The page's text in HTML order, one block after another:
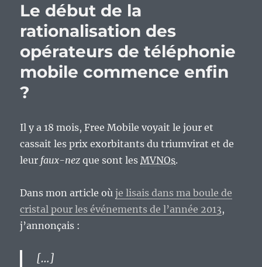
Le début de la
rationalisation des
opérateurs de téléphonie
mobile commence enfin
?
Il y a 18 mois, Free Mobile voyait le jour et
cassait les prix exorbitants du triumvirat et de
leur faux-nez que sont lesMVNOs.
Dans mon article oùje lisais dans ma boule de
cristal pour les événements de l’année 2013,
j’annonçais :
[…]